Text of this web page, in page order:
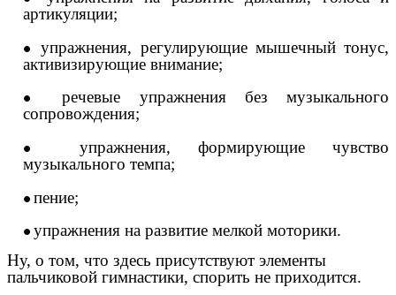
артикуляции;
упражнения, регулирующие мышечный тонус,
активизирующие внимание;
речевые упражнения без музыкального
сопровождения;
упражнения, формирующие чувство
музыкального темпа;
пение;
упражнения на развитие мелкой моторики.
Ну, о том, что здесь присутствуют элементы
пальчиковой гимнастики, спорить не приходится.